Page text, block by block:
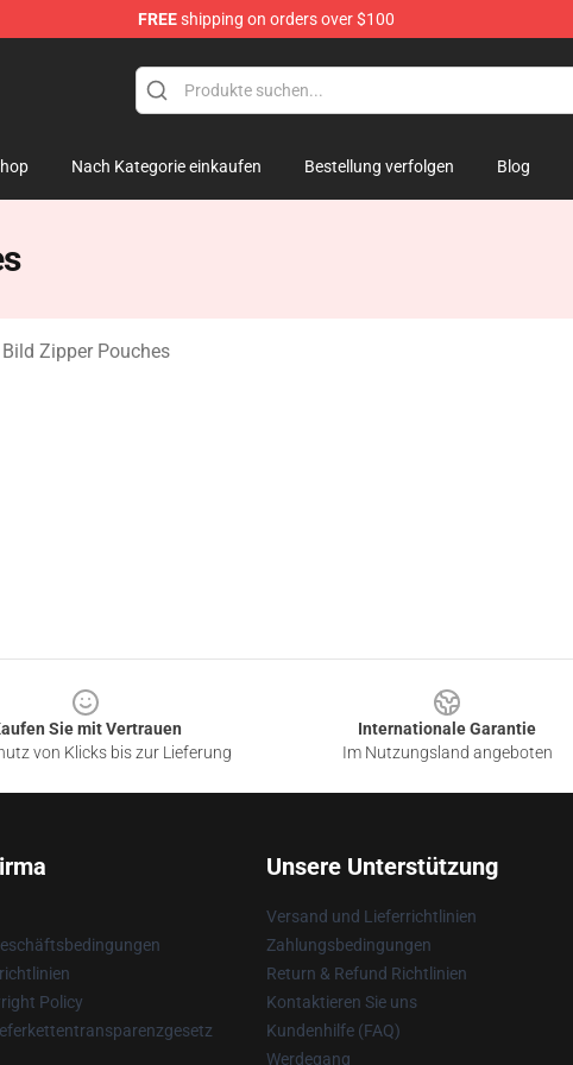
FREEshipping on orders over $100
Nach Kategorie einkaufen Bestellung verfolgen Blog
Zipper Pouches
Sie mit Vertrauen
von Klicks bis zur Lieferung
Internationale Garantie
Im Nutzungsland angeboten
Policy
Unsere Unterstützung
Versand und Lieferrichtlinien
Zahlungsbedingungen
Return & Refund Richtlinien
Kontaktieren Sie uns
Kundenhilfe (FAQ)
Werdegang